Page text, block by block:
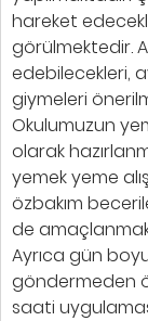
hareket
görülmektedir.
edebilecekleri,
giymeleri
Okulumuzun
olarak
yemek yeme
özbakım
de
Ayrıca gün
göndermeden
saati